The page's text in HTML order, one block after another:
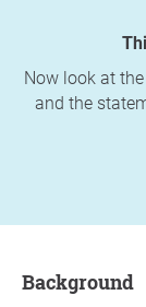
Now look at
and the
background